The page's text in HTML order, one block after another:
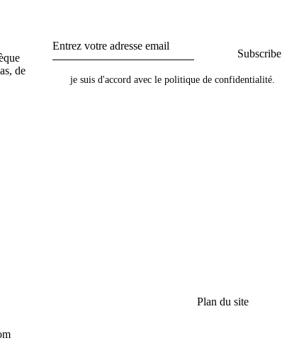
de
Subscribe
je suis d'accord avec lepolitique de confidentialité
Plan du site